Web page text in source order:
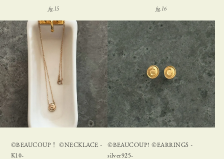
©BEAUCOUP！ ©NECKLACE -
K10-
©BEAUCOUP! ©EARRINGS -
silver925-